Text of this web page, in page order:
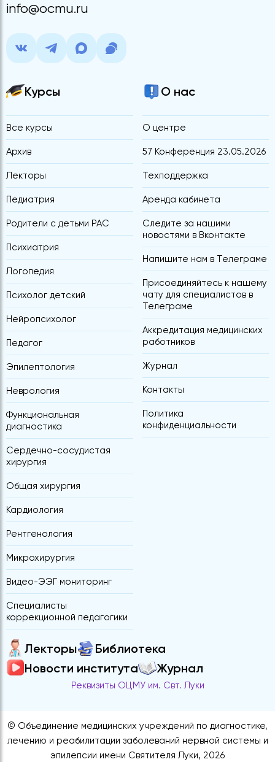
info@ocmu.ru
Курсы
Все курсы
Архив
Лекторы
Педиатрия
Родители с детьми РАС
Психиатрия
Логопедия
Психолог детский
Нейропсихолог
Педагог
Эпилептология
Неврология
Функциональная
диагностика
Сердечно-сосудистая
хирургия
Общая хирургия
Кардиология
Рентгенология
Микрохирургия
Видео-ЭЭГ мониторинг
Специалисты
коррекционной педагогики
О нас
О центре
57 Конференция 23.05.2026
Техподдержка
Аренда кабинета
Следите за нашими
новостями в Вконтакте
Напишите нам в Телеграме
Присоединяйтесь к нашему
чату для специалистов в
Телеграме
Аккредитация медицинских
работников
Журнал
Контакты
Политика
конфиденциальности
Лекторы
Библиотека
Новости института
Журнал
Реквизиты ОЦМУ им. Свт. Луки
© Объединение медицинских учреждений по диагностике,
лечению и реабилитации заболеваний нервной системы и
эпилепсии имени Святителя Луки, 2026